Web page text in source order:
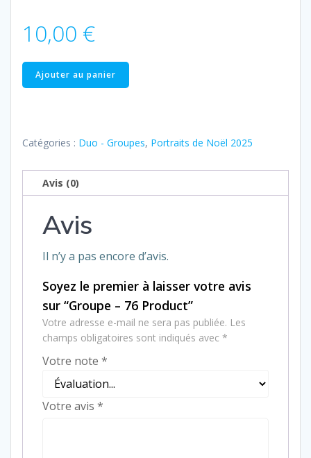
10,00 €
quantité
de
76
Ajouter au panier
Catégories : Duo - Groupes, Portraits de Noël 2025
Avis (0)
Avis
Il n’y a pas encore d’avis.
Soyez le premier à laisser votre avis
sur “Groupe – 76 Product”
Votre adresse e-mail ne sera pas publiée. Les
champs obligatoires sont indiqués avec *
Votre note *
Votre avis *